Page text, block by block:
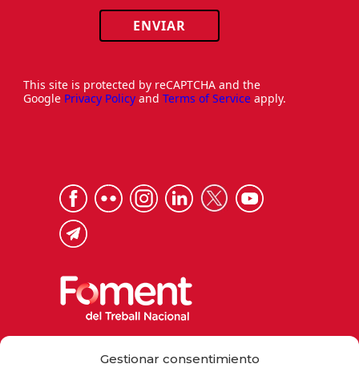
Gestionar consentimiento
ENVIAR
This site is protected by reCAPTCHA and the
Google Privacy Policy and Terms of Service apply.